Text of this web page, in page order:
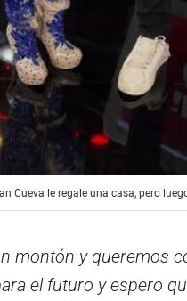
Cueva le regale una casa, pero
montón y queremos
el futuro y espero